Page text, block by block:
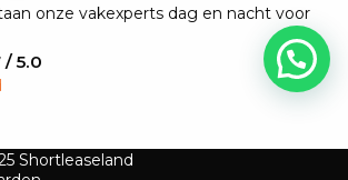
onze vakexperts dag en nacht voor
/ 5.0
Shortleaseland